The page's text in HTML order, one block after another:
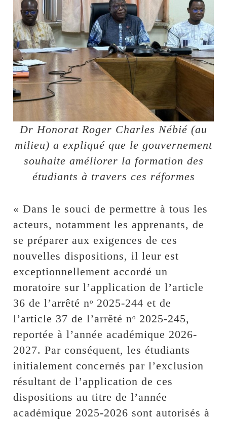
Dr Honorat Roger Charles Nébié (au
milieu) a expliqué que le gouvernement
souhaite améliorer la formation des
étudiants à travers ces réformes
« Dans le souci de permettre à tous les
acteurs, notamment les apprenants, de
se préparer aux exigences de ces
nouvelles dispositions, il leur est
exceptionnellement accordé un
moratoire sur l’application de l’article
36 de l’arrêté nᵒ 2025-244 et de
l’article 37 de l’arrêté nᵒ 2025-245,
reportée à l’année académique 2026-
2027. Par conséquent, les étudiants
initialement concernés par l’exclusion
résultant de l’application de ces
dispositions au titre de l’année
académique 2025-2026 sont autorisés à